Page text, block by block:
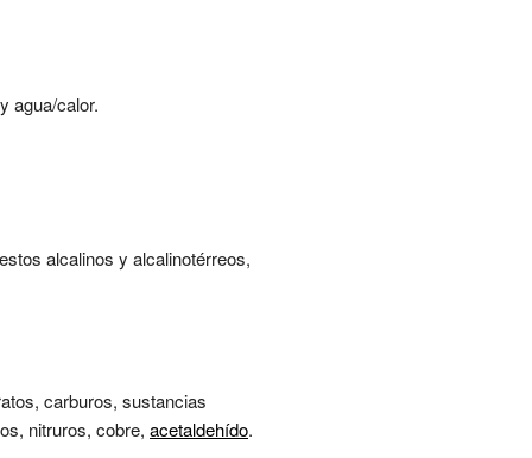
agua/calor.
alcalinos y alcalinotérreos,
carburos, sustancias
nitruros, cobre, acetaldehído.